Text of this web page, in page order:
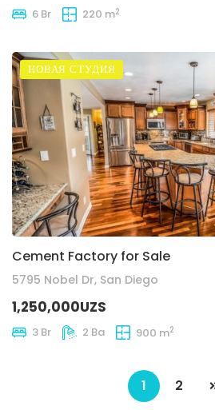
6 Br 220 m2
НОВАЯ СТУДИЯ
Cement Factory for Sale
5795 Nobel Dr, San Diego
1,250,000UZS
3 Br 2 Ba 900 m2
1 2